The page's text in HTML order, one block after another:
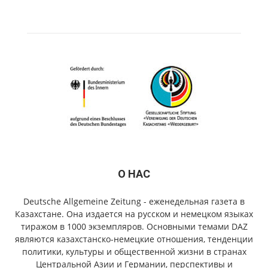
О НАС
Deutsche Allgemeine Zeitung - еженедельная газета в
Казахстане. Она издается на русском и немецком языках
тиражом в 1000 экземпляров. Основными темами DAZ
являются казахстанско-немецкие отношения, тенденции
политики, культуры и общественной жизни в странах
Центральной Азии и Германии, перспективы и